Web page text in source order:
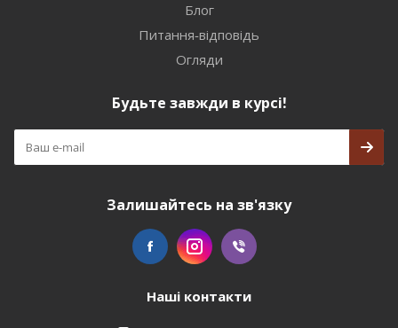
Блог
Питання-відповідь
Огляди
Будьте завжди в курсі!
Залишайтесь на зв'язку
Наші контакти